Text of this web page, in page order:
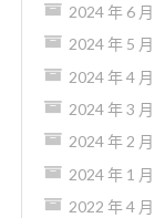
2024 年 6 月
2024 年 5 月
2024 年 4 月
2024 年 3 月
2024 年 2 月
2024 年 1 月
2022 年 4 月